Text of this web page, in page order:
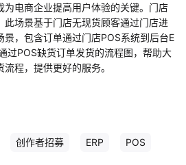
为电商企业提高用户体验的关键。门店
此场景基于门店无现货顾客通过门店进
，包含订单通过门店POS系统到后台E
过POS缺货订单发货的流程图，帮助大
程，提供更好的服务。
创作者招募 ERP POS